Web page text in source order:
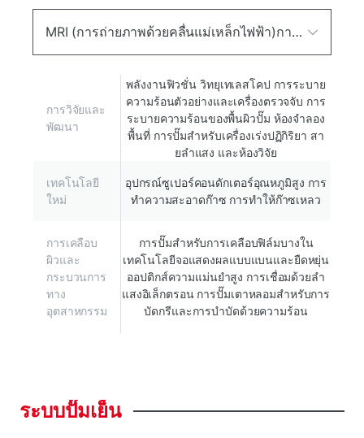
MRI (การถ่ายภาพด้วยคลื่นแม่เหล็กไฟฟ้า)การบําบัดด้วยโปรตอนแม่เหล็กนําไฟฟ้าพิเศษเครื่องยนต์การเจริญเติบโตของผลึกNMR (นิวเคลียร์แม่เหล็กเรโซแนนซ์)
การวิจัยและ
พัฒนา
พลังงานฟิวชั่น วิทยุเทเลสโคป การระบาย
ความร้อนตัวอย่างและเครื่องตรวจจับ การ
ระบายความร้อนของพื้นผิวปั๊ม ห้องจําลอง
พื้นที่ การปั๊มสําหรับเครื่องเร่งปฏิกิริยา สา
ยลําแสง และห้องวิจัย
เทคโนโลยี
ใหม่
อุปกรณ์ซูเปอร์คอนดักเตอร์อุณหภูมิสูง การ
ทําความสะอาดก๊าซ การทําให้ก๊าซเหลว
การเคลือบ
ผิวและ
กระบวนการ
ทาง
อุตสาหกรรม
การปั๊มสําหรับการเคลือบฟิล์มบางใน
เทคโนโลยีจอแสดงผลแบบแบนและยืดหยุ่น
ออปติกส์ความแม่นยําสูง การเชื่อมด้วยลํา
แสงอิเล็กตรอน การปั๊มเตาหลอมสําหรับการ
บัดกรีและการบําบัดด้วยความร้อน
ระบบปั๊มเย็น